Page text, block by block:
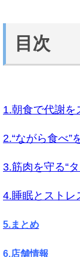
目次
1.朝食で代謝を
2.“ながら食べ”
3.筋肉を守る“
4.睡眠とストレ
5.まとめ
6.店舗情報